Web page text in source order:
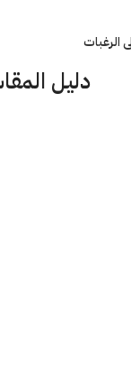
الرغبات
دليل